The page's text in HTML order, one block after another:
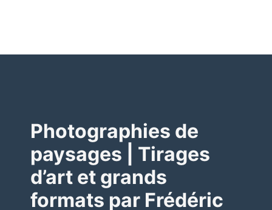
Photographies de
paysages | Tirages
d’art et grands
formats par Frédéric